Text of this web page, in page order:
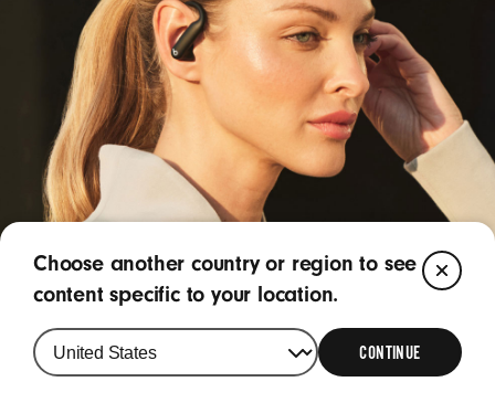
Choose another country or region to see
content specific to your location.
CONTINUE